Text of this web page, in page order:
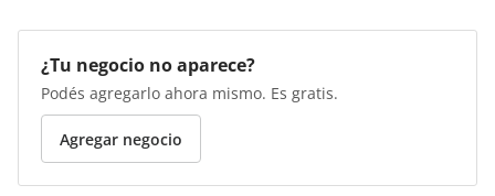
¿Tu negocio no aparece?
Podés agregarlo ahora mismo. Es gratis.
Agregar negocio